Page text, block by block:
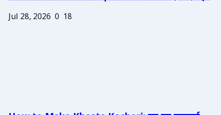
Jul 28, 2026 0 18